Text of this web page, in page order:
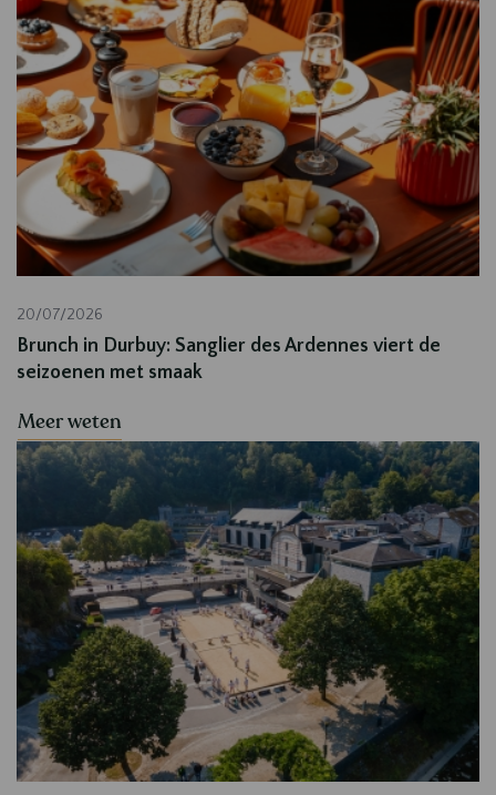
20/07/2026
Brunch in Durbuy: Sanglier des Ardennes viert de
seizoenen met smaak
Meer weten